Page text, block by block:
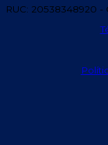
RUC: 20538348920 -